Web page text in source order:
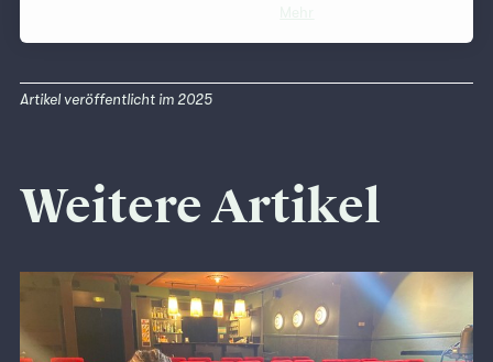
Artikel veröffentlicht im 2025
Weitere Artikel